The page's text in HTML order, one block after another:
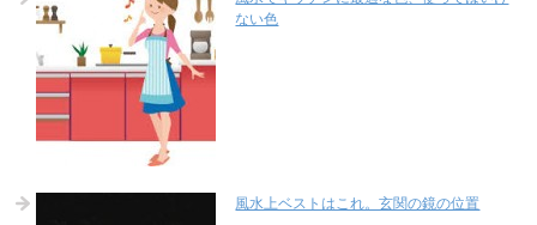
ない色
風水上ベストはこれ。玄関の鏡の位置